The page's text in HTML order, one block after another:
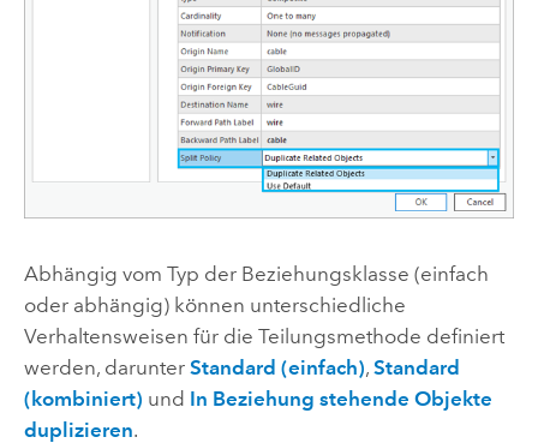
Abhängig vom Typ der Beziehungsklasse (einfach
oder abhängig) können unterschiedliche
Verhaltensweisen für die Teilungsmethode definiert
werden, darunter Standard (einfach), Standard
(kombiniert) und In Beziehung stehende Objekte
duplizieren.